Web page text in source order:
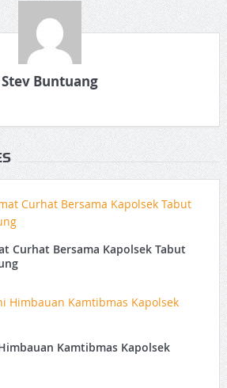
Stev Buntuang
Curhat Bersama Kapolsek Tabut
Kamtibmas Kapolsek